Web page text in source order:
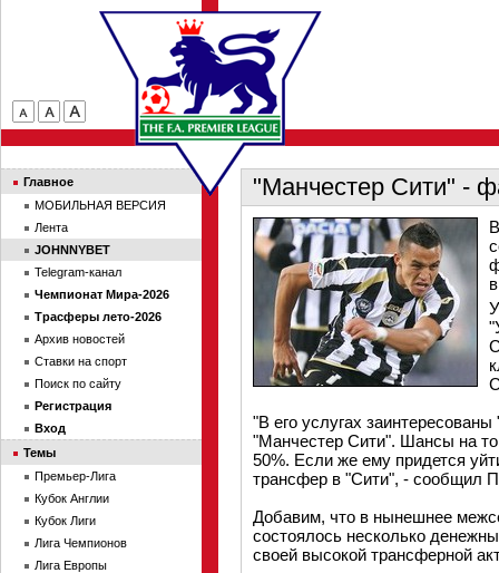
"Манчестер Сити" -
"В его услугах
"Манчестер Сити". Шансы на
50%. Если же ему придется
трансфер в "Сити", - сообщил
Добавим, что в нынешнее
состоялось несколько
своей высокой трансферной
Главное
МОБИЛЬНАЯ ВЕРСИЯ
Лента
JOHNNYBET
Telegram-канал
Чемпионат Мира-2026
Трасферы лето-2026
Архив новостей
Ставки на спорт
Поиск по сайту
Регистрация
Вход
Темы
Премьер-Лига
Кубок Англии
Кубок Лиги
Лига Чемпионов
Лига Европы